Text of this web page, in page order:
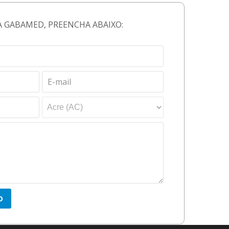
GABAMED, PREENCHA ABAIXO: